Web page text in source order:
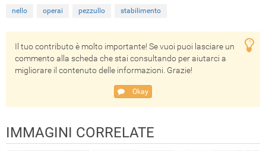
nello operai pezzullo stabilimento
Il tuo contributo è molto importante! Se vuoi puoi lasciare un
commento alla scheda che stai consultando per aiutarci a
migliorare il contenuto delle informazioni. Grazie!
Okay
IMMAGINI CORRELATE